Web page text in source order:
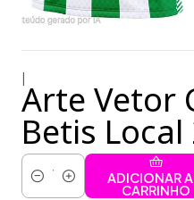
Arte Vetor
Betis
Quantidade
ADICIONAR
CARRINHO